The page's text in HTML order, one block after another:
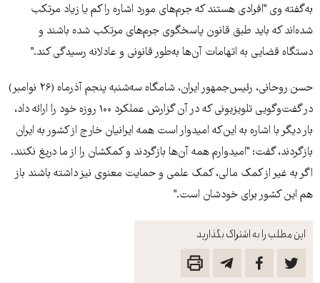
این مطلب را به اشتراک بگذارید
به‌گفته وی "افرادی هستند که جرم‌های مورد اشاره را کم يا زياد مرتکب
شده‌اند که بايد طبق قانون پاسخگوی جرم‌های مرتکب شده باشند و
دستگاه قضايی به اتهامات آن‌ها به‌طور قانونی و عادلانه رسيدگی کند."
حسن روحانی، رئیس‌جمهور ایران، شامگاه سه‌شنبه پنجم آذرماه (۲۶ نوامبر)
در گفت‌وگویی تلویزیونی که در آن گزارش عملکرد ۱۰۰ روزه خود را ارائه داد،
بار دیگر با اشاره به این‌که امیدوار است همه ایرانیان خارج از کشور به ایران
بازگردند، گفت: "امیدوارم همه آن‌ها بازگردند و کمکشان را از ما دریغ نکنند.
اگر به غیر از کمک مالی، کمک علمی و حمایت معنوی نیز داشته باشند باز
هم این کشور برای خودشان است."